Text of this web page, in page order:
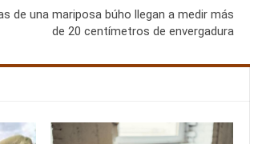
de una mariposa búho llegan a medir más
de 20 centímetros de envergadura